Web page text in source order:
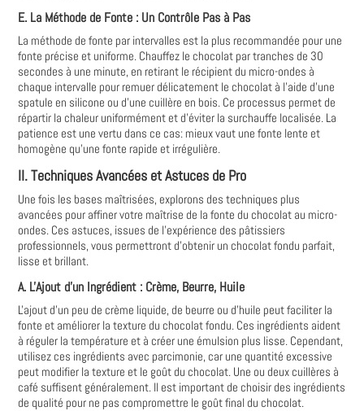
E. La Méthode de Fonte : Un Contrôle Pas à Pas
La méthode de fonte par intervalles est la plus recommandée pour une
fonte précise et uniforme. Chauffez le chocolat par tranches de 30
secondes à une minute, en retirant le récipient du micro-ondes à
chaque intervalle pour remuer délicatement le chocolat à l'aide d'une
spatule en silicone ou d'une cuillère en bois. Ce processus permet de
répartir la chaleur uniformément et d'éviter la surchauffe localisée. La
patience est une vertu dans ce cas: mieux vaut une fonte lente et
homogène qu'une fonte rapide et irrégulière.
II. Techniques Avancées et Astuces de Pro
Une fois les bases maîtrisées, explorons des techniques plus
avancées pour affiner votre maîtrise de la fonte du chocolat au micro-
ondes. Ces astuces, issues de l'expérience des pâtissiers
professionnels, vous permettront d'obtenir un chocolat fondu parfait,
lisse et brillant.
A. L'Ajout d'un Ingrédient : Crème, Beurre, Huile
L'ajout d'un peu de crème liquide, de beurre ou d'huile peut faciliter la
fonte et améliorer la texture du chocolat fondu. Ces ingrédients aident
à réguler la température et à créer une émulsion plus lisse. Cependant,
utilisez ces ingrédients avec parcimonie, car une quantité excessive
peut modifier la texture et le goût du chocolat. Une ou deux cuillères à
café suffisent généralement. Il est important de choisir des ingrédients
de qualité pour ne pas compromettre le goût final du chocolat.